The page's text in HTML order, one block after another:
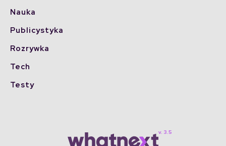
Nauka
Publicystyka
Rozrywka
Tech
Testy